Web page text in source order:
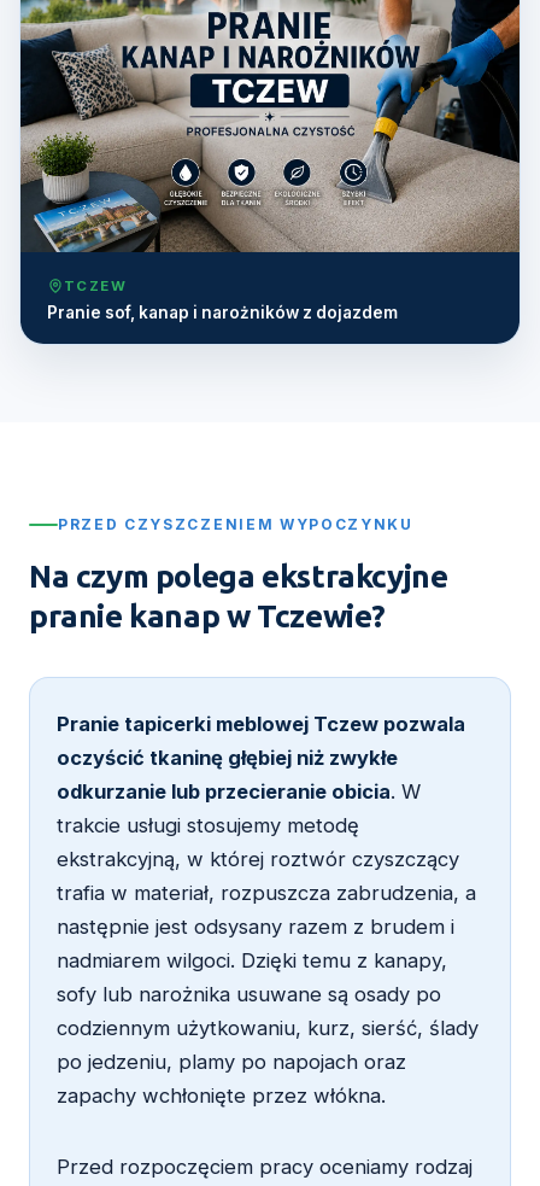
TCZEW
Pranie sof, kanap i narożników z dojazdem
PRZED CZYSZCZENIEM WYPOCZYNKU
Na czym polega ekstrakcyjne
pranie kanap w Tczewie?
Pranie tapicerki meblowej Tczew pozwala
oczyścić tkaninę głębiej niż zwykłe
odkurzanie lub przecieranie obicia. W
trakcie usługi stosujemy metodę
ekstrakcyjną, w której roztwór czyszczący
trafia w materiał, rozpuszcza zabrudzenia, a
następnie jest odsysany razem z brudem i
nadmiarem wilgoci. Dzięki temu z kanapy,
sofy lub narożnika usuwane są osady po
codziennym użytkowaniu, kurz, sierść, ślady
po jedzeniu, plamy po napojach oraz
zapachy wchłonięte przez włókna.
Przed rozpoczęciem pracy oceniamy rodzaj